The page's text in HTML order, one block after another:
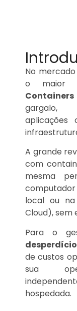
No
o maior
Containers
gargalo,
aplicações
A grande
com
mesma
computador
local ou na
Cloud), sem
Para o
de custos
sua
hospedada.